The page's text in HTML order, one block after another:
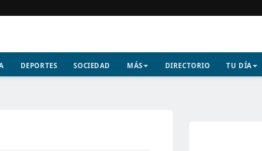
DEPORTES SOCIEDAD MÁS DIRECTORIO TU DÍA